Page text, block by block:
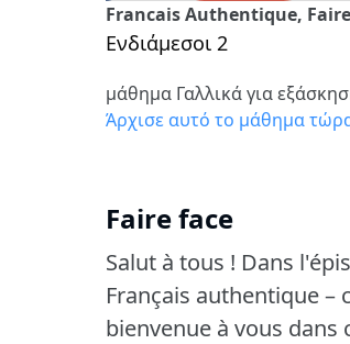
Francais Authentique,
Ενδιάμεσοι 2
μάθημα Γαλλικά για
Άρχισε αυτό το μάθημα
Faire face
Salut à tous ! Dans
Français authentique –
bienvenue à vous